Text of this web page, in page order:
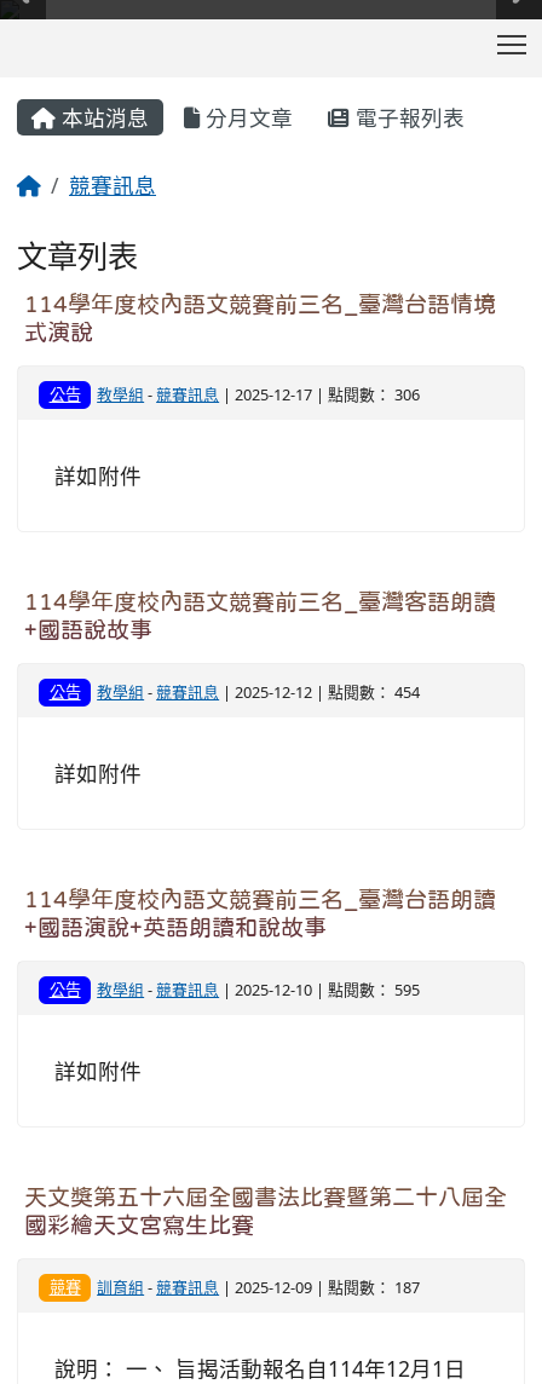
本站消息 分月文章 電子報列表
競賽訊息
文章列表
114學年度校內語文競賽前三名_臺灣台語情境
式演說
公告 教學組 -競賽訊息 | 2025-12-17 | 點閱數： 306
詳如附件
114學年度校內語文競賽前三名_臺灣客語朗讀
+國語說故事
公告 教學組 -競賽訊息 | 2025-12-12 | 點閱數： 454
詳如附件
114學年度校內語文競賽前三名_臺灣台語朗讀
+國語演說+英語朗讀和說故事
公告 教學組 -競賽訊息 | 2025-12-10 | 點閱數： 595
詳如附件
天文獎第五十六屆全國書法比賽暨第二十八屆全
國彩繪天文宮寫生比賽
競賽 訓育組 -競賽訊息 | 2025-12-09 | 點閱數： 187
說明： 一、 旨揭活動報名自114年12月1日